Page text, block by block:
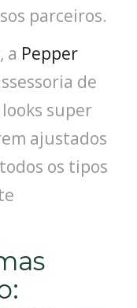
parceiros.
a Pepper
de
super
ajustados
os tipos